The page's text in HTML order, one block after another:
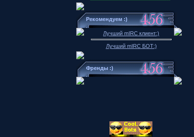
Рекомендуем :)
Лучший mIRC клиент:)
Лучший mIRC БОТ:)
Френды :)